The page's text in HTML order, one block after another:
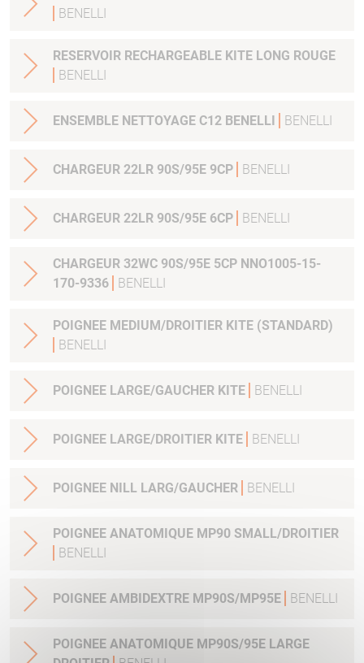
BENELLI
RESERVOIR RECHARGEABLE KITE LONG ROUGE
BENELLI
ENSEMBLE NETTOYAGE C12 BENELLI BENELLI
CHARGEUR 22LR 90S/95E 9CP BENELLI
CHARGEUR 22LR 90S/95E 6CP BENELLI
CHARGEUR 32WC 90S/95E 5CP NNO1005-15-
170-9336
BENELLI
POIGNEE MEDIUM/DROITIER KITE (STANDARD)
BENELLI
POIGNEE LARGE/GAUCHER KITE BENELLI
POIGNEE LARGE/DROITIER KITE BENELLI
POIGNEE NILL LARG/GAUCHER BENELLI
POIGNEE ANATOMIQUE MP90 SMALL/DROITIER
BENELLI
POIGNEE AMBIDEXTRE MP90S/MP95E BENELLI
POIGNEE ANATOMIQUE MP90S/95E LARGE